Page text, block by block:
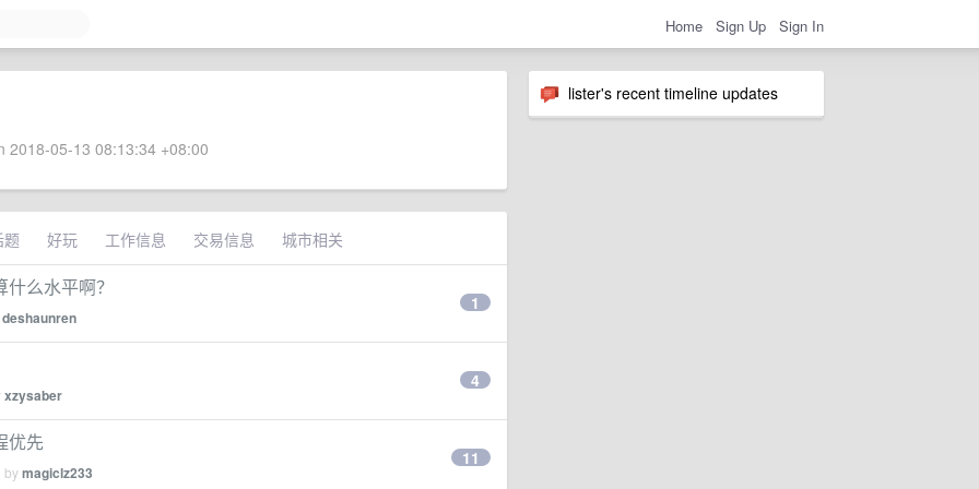
Home Sign Up Sign In
lister's recent timeline updates
2018-05-13 08:13:34 +08:00
题 好玩 工作信息 交易信息 城市相关
么水平啊？
deshaunren
1
xzysaber
4
优先
bymagiclz233
11